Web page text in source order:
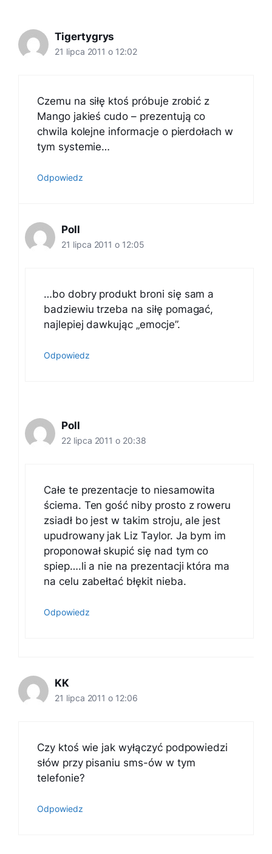
Tigertygrys
21 lipca 2011 o 12:02
Czemu na siłę ktoś próbuje zrobić z
Mango jakieś cudo – prezentują co
chwila kolejne informacje o pierdołach w
tym systemie…
Odpowiedz
Poll
21 lipca 2011 o 12:05
…bo dobry produkt broni się sam a
badziewiu trzeba na siłę pomagać,
najlepiej dawkując „emocje”.
Odpowiedz
Poll
22 lipca 2011 o 20:38
Całe te prezentacje to niesamowita
ściema. Ten gość niby prosto z roweru
zsiadł bo jest w takim stroju, ale jest
upudrowany jak Liz Taylor. Ja bym im
proponował skupić się nad tym co
spiep….li a nie na prezentacji która ma
na celu zabełtać błękit nieba.
Odpowiedz
KK
21 lipca 2011 o 12:06
Czy ktoś wie jak wyłączyć podpowiedzi
słów przy pisaniu sms-ów w tym
telefonie?
Odpowiedz